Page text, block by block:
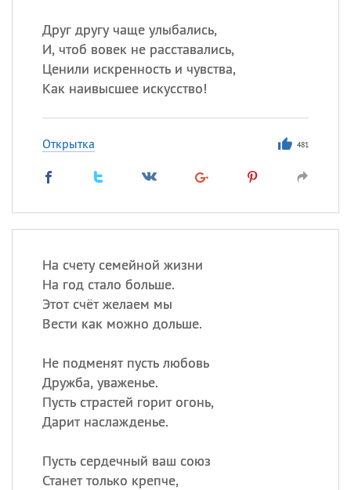
Друг другу чаще улыбались,
И, чтоб вовек не расставались,
Ценили искренность и чувства,
Как наивысшее искусство!
Открытка 481
На счету семейной жизни
На год стало больше.
Этот счёт желаем мы
Вести как можно дольше.
Не подменят пусть любовь
Дружба, уваженье.
Пусть страстей горит огонь,
Дарит наслажденье.
Пусть сердечный ваш союз
Станет только крепче,